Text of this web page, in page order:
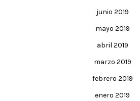
junio 2019
mayo 2019
abril 2019
marzo 2019
febrero 2019
enero 2019